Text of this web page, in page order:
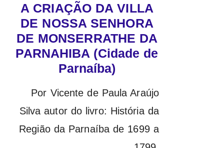
A CRIAÇÃO DA VILLA
DE NOSSA SENHORA
DE MONSERRATHE DA
PARNAHIBA (Cidade de
Parnaíba)
Por Vicente de Paula Araújo
Silva autor do livro: História da
Região da Parnaíba de 1699 a